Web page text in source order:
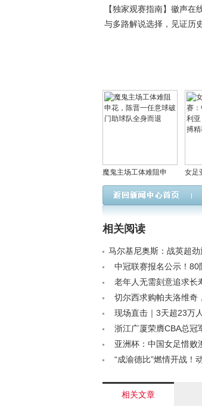
【独家观赛指南】徽声
与多路解说选择，见证历
魔鬼主场工体难阻申
花，陈晋一任意球破门
助球队全身而退
女足
国1-
相关阅读
马尔基尼奥斯：战英超
黎实力< /a>
中冠联赛报名公示！
首秀，“村超”亮相引关注<
老年人无需刻意追求长
涂”活着，你赞同吗？< /a>
切尔西求购帕夫洛维奇
/a> 现场直击｜3天超23万
海文商旅体展消费热潮< /
浙江广厦荣膺CBA总冠
万奖金表彰< /a>
亚洲杯：中国女足惜败
杯资格< /a>
“成渝德比”燃情开战！
相关文章